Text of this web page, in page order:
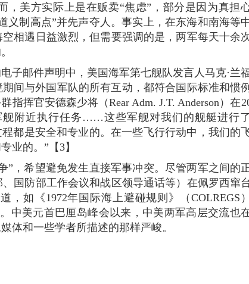
，美方实际上是在贩卖“焦虑”，部分是因为真担
义制高点”并先声夺人。事实上，在东海和南海等
相遇日益激烈，但需要强调的是，两军每天十余次
子邮件声明中，美国海军第七舰队发言人马克·兰
间与外国军队的所有互动，都符合国际标准和惯
指挥官安德森少将（Rear Adm. J.T. Anderson）在
附近执行任务……这些军舰对我们的舰艇进行
都是安全和专业的。在一些飞行行动中，我们的
业的。”【3】
”，希望避免发生直接军事冲突。尽管两军之间的
国防部工作会议和战区领导通话等）在佩罗西窜
如《1972年国际海上避碰规则》（COLREGS
中美元首巴厘岛峰会以来，中美两军高层交流也
体和一些学者所描述的那样严峻。